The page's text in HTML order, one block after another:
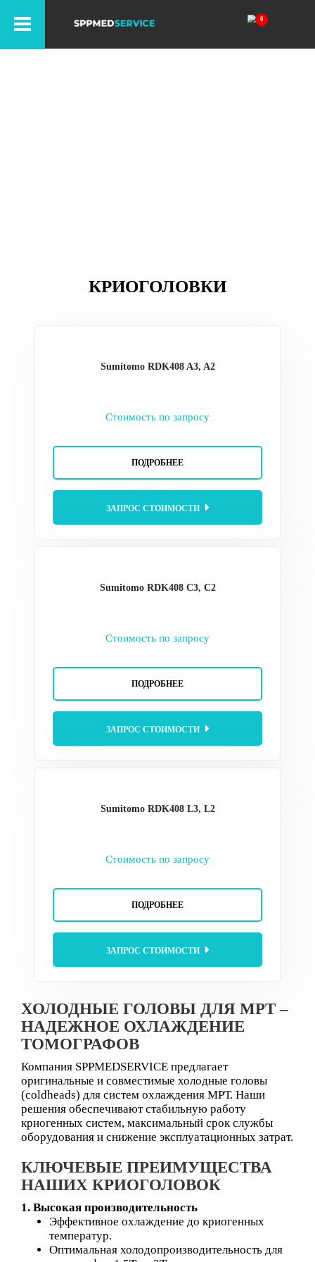
КРИОГОЛОВКИ
Sumitomo RDK408 A3, A2
Стоимость по запросу
ПОДРОБНЕЕ
ЗАПРОС СТОИМОСТИ
Sumitomo RDK408 C3, C2
Стоимость по запросу
ПОДРОБНЕЕ
ЗАПРОС СТОИМОСТИ
Sumitomo RDK408 L3, L2
Стоимость по запросу
ПОДРОБНЕЕ
ЗАПРОС СТОИМОСТИ
ХОЛОДНЫЕ ГОЛОВЫ ДЛЯ МРТ –
НАДЕЖНОЕ ОХЛАЖДЕНИЕ
ТОМОГРАФОВ
Компания SPPMEDSERVICE предлагает
оригинальные и совместимые холодные головы
(coldheads) для систем охлаждения МРТ. Наши
решения обеспечивают стабильную работу
криогенных систем, максимальный срок службы
оборудования и снижение эксплуатационных затрат.
КЛЮЧЕВЫЕ ПРЕИМУЩЕСТВА
НАШИХ КРИОГОЛОВОК
1. Высокая производительность
Эффективное охлаждение до криогенных
температур.
Оптимальная холодопроизводительность для